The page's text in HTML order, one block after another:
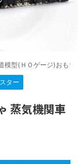
模型(ＨＯゲージ)おも
ター
蒸気機関車